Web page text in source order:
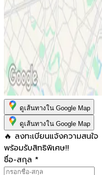
ดูเส้นทางใน Google Map
ดูเส้นทางใน Google Map
🔥 ลงทะเบียนแจ้งความสนใจ
พร้อมรับสิทธิพิเศษ!!
ชื่อ-สกุล *